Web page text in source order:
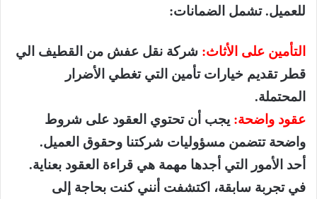
للعميل. تشمل الضمانات:
التأمين على الأثاث: شركة نقل عفش من القطيف الي
قطر تقديم خيارات تأمين التي تغطي الأضرار
المحتملة.
عقود واضحة: يجب أن تحتوي العقود على شروط
واضحة تتضمن مسؤوليات شركتنا وحقوق العميل.
أحد الأمور التي أجدها مهمة هي قراءة العقود بعناية.
في تجربة سابقة، اكتشفت أنني كنت بحاجة إلى